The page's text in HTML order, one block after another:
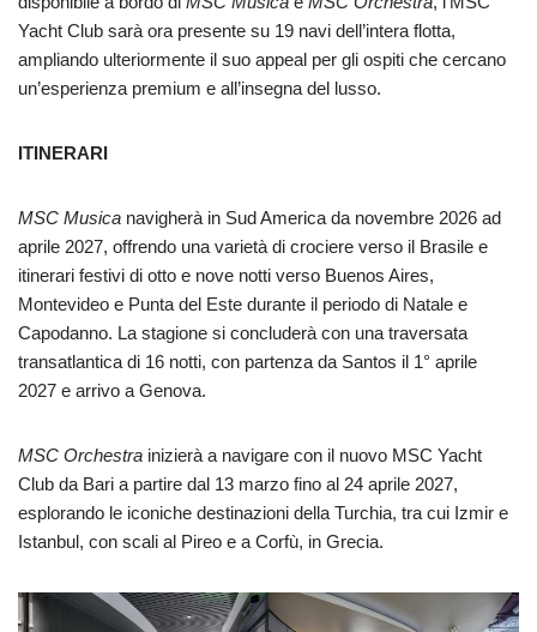
Yacht Club sarà ora presente su 19 navi dell’intera flotta,
ampliando ulteriormente il suo appeal per gli ospiti che cercano
un’esperienza premium e all’insegna del lusso.
ITINERARI
MSC Musica navigherà in Sud America da novembre 2026 ad
aprile 2027, offrendo una varietà di crociere verso il Brasile e
itinerari festivi di otto e nove notti verso Buenos Aires,
Montevideo e Punta del Este durante il periodo di Natale e
Capodanno. La stagione si concluderà con una traversata
transatlantica di 16 notti, con partenza da Santos il 1° aprile
2027 e arrivo a Genova.
MSC Orchestra inizierà a navigare con il nuovo MSC Yacht
Club da Bari a partire dal 13 marzo fino al 24 aprile 2027,
esplorando le iconiche destinazioni della Turchia, tra cui Izmir e
Istanbul, con scali al Pireo e a Corfù, in Grecia.